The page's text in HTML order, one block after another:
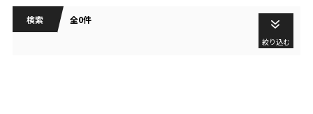
検索 全0件
絞り込む